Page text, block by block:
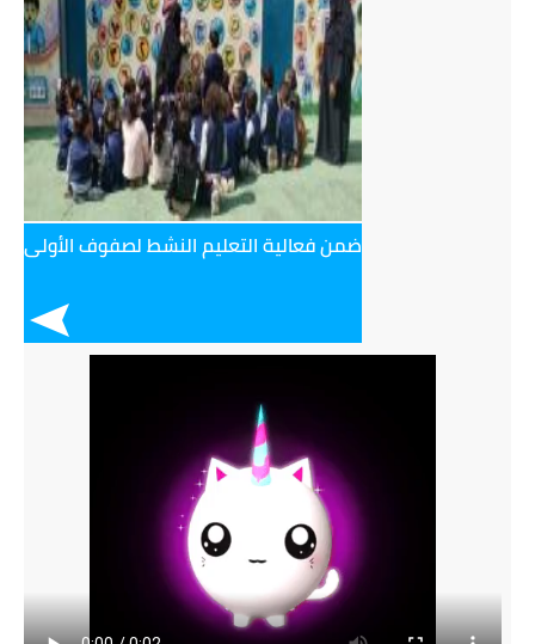
ضمن فعالية التعليم النشط لصفوف الأولى